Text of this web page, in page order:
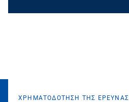
ΧΡΗΜΑΤΟΔΟΤΗΣΗ ΤΗΣ ΕΡΕΥΝΑΣ